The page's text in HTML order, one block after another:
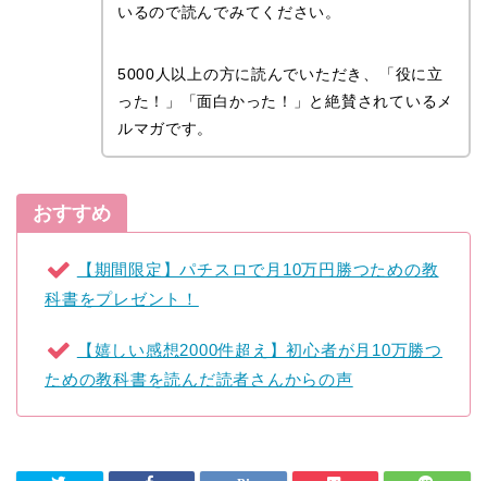
いるので読んでみてください。
5000人以上の方に読んでいただき、「役に立
った！」「面白かった！」と絶賛されているメ
ルマガです。
おすすめ
【期間限定】パチスロで月10万円勝つための教
科書をプレゼント！
【嬉しい感想2000件超え】初心者が月10万勝つ
ための教科書を読んだ読者さんからの声